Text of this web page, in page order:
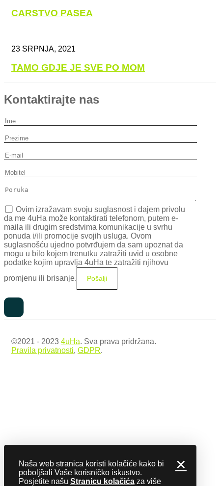
CARSTVO PASEA
23 SRPNJA, 2021
TAMO GDJE JE SVE PO MOM
Kontaktirajte nas
Ovim izražavam svoju suglasnost i dajem privolu
da me 4uHa može kontaktirati telefonom, putem e-
maila ili drugim sredstvima komunikacije u svrhu
ponuda i/ili promocije svojih usluga. Ovom
suglasnošću ujedno potvrđujem da sam upoznat da
mogu u bilo kojem trenutku zatražiti uvid u osobne
podatke kojim upravlja 4uHa te zatražiti njihovu
promjenu ili brisanje.
©2021 - 2023 4uHa. Sva prava pridržana.
Pravila privatnosti, GDPR.
Naša web stranica koristi kolačiće kako bi
poboljšali Vaše korisničko iskustvo.
Posjetite našu Stranicu kolačića za više
✕